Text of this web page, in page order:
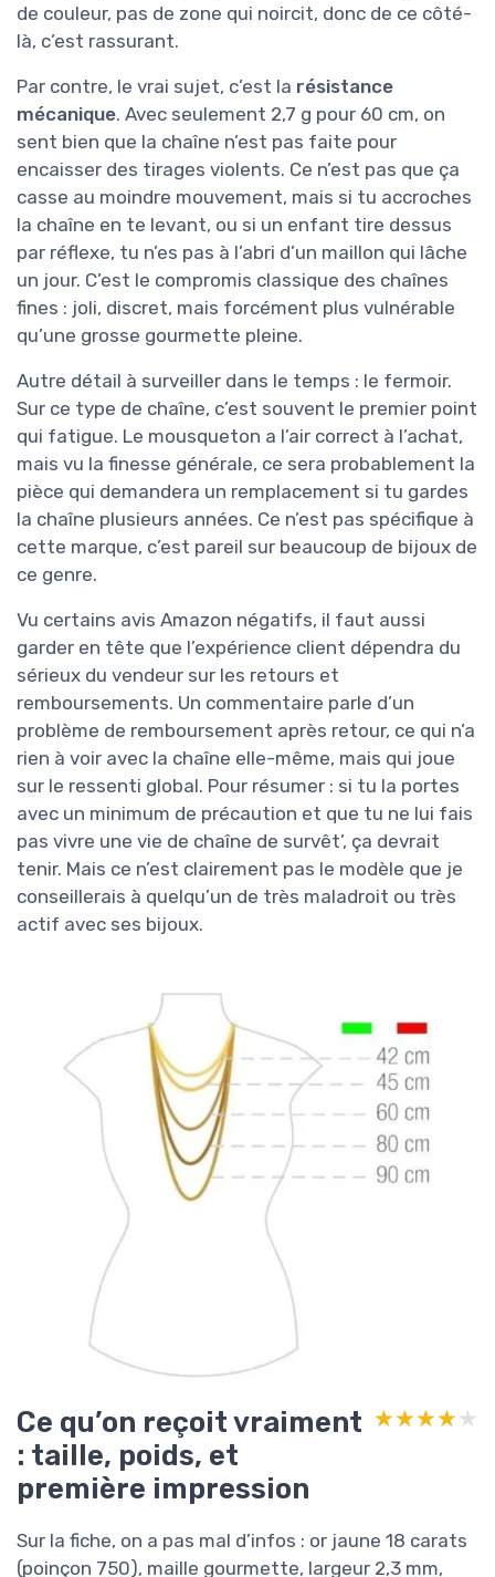
de couleur, pas de zone qui noircit, donc de ce côté-
là, c’est rassurant.
Par contre, le vrai sujet, c’est la résistance
mécanique. Avec seulement 2,7 g pour 60 cm, on
sent bien que la chaîne n’est pas faite pour
encaisser des tirages violents. Ce n’est pas que ça
casse au moindre mouvement, mais si tu accroches
la chaîne en te levant, ou si un enfant tire dessus
par réflexe, tu n’es pas à l’abri d’un maillon qui lâche
un jour. C’est le compromis classique des chaînes
fines : joli, discret, mais forcément plus vulnérable
qu’une grosse gourmette pleine.
Autre détail à surveiller dans le temps : le fermoir.
Sur ce type de chaîne, c’est souvent le premier point
qui fatigue. Le mousqueton a l’air correct à l’achat,
mais vu la finesse générale, ce sera probablement la
pièce qui demandera un remplacement si tu gardes
la chaîne plusieurs années. Ce n’est pas spécifique à
cette marque, c’est pareil sur beaucoup de bijoux de
ce genre.
Vu certains avis Amazon négatifs, il faut aussi
garder en tête que l’expérience client dépendra du
sérieux du vendeur sur les retours et
remboursements. Un commentaire parle d’un
problème de remboursement après retour, ce qui n’a
rien à voir avec la chaîne elle-même, mais qui joue
sur le ressenti global. Pour résumer : si tu la portes
avec un minimum de précaution et que tu ne lui fais
pas vivre une vie de chaîne de survêt’, ça devrait
tenir. Mais ce n’est clairement pas le modèle que je
conseillerais à quelqu’un de très maladroit ou très
actif avec ses bijoux.
Ce qu’on reçoit vraiment
: taille, poids, et
première impression
★★★★★
★★★★★
Sur la fiche, on a pas mal d’infos : or jaune 18 carats
(poinçon 750), maille gourmette, largeur 2,3 mm,